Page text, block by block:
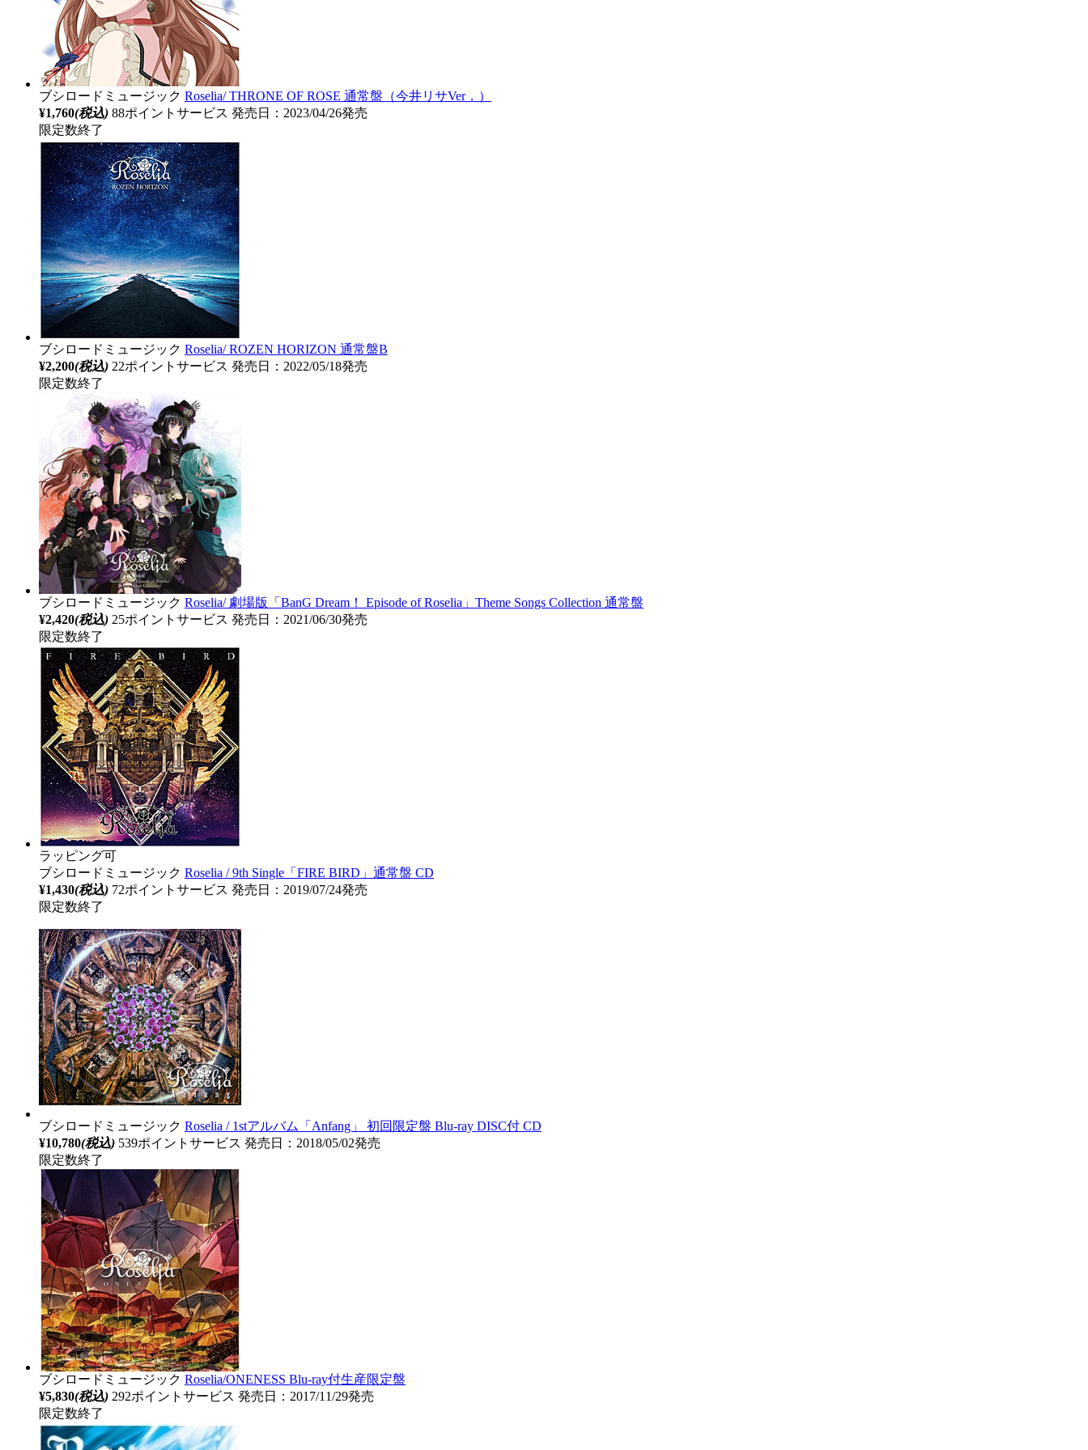
ブシロードミュージック Roselia/ THRONE OF ROSE 通常盤（今井リサVer．）
¥1,760(税込) 88ポイントサービス 発売日：2023/04/26発売
限定数終了
ブシロードミュージック Roselia/ ROZEN HORIZON 通常盤B
¥2,200(税込) 22ポイントサービス 発売日：2022/05/18発売
限定数終了
ブシロードミュージック Roselia/ 劇場版「BanG Dream！ Episode of Roselia」Theme Songs Collection 通常盤
¥2,420(税込) 25ポイントサービス 発売日：2021/06/30発売
限定数終了
ラッピング可
ブシロードミュージック Roselia / 9th Single「FIRE BIRD」通常盤 CD
¥1,430(税込) 72ポイントサービス 発売日：2019/07/24発売
限定数終了
ブシロードミュージック Roselia / 1stアルバム「Anfang」 初回限定盤 Blu-ray DISC付 CD
¥10,780(税込) 539ポイントサービス 発売日：2018/05/02発売
限定数終了
ブシロードミュージック Roselia/ONENESS Blu-ray付生産限定盤
¥5,830(税込) 292ポイントサービス 発売日：2017/11/29発売
限定数終了